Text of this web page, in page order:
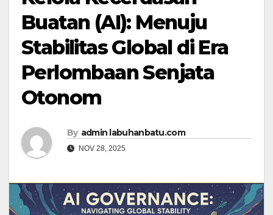
Buatan (AI): Menuju
Stabilitas Global di Era
Perlombaan Senjata
Otonom
By admin labuhanbatu.com
NOV 28, 2025